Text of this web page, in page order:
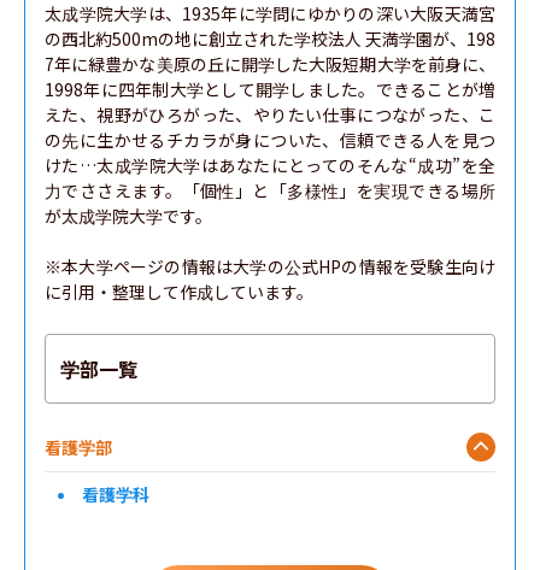
太成学院大学は、1935年に学問にゆかりの深い大阪天満宮
の西北約500mの地に創立された学校法人 天満学園が、198
7年に緑豊かな美原の丘に開学した大阪短期大学を前身に、
1998年に四年制大学として開学しました。できることが増
えた、視野がひろがった、やりたい仕事につながった、こ
の先に生かせるチカラが身についた、信頼できる人を見つ
けた…太成学院大学はあなたにとってのそんな“成功”を全
力でささえます。「個性」と「多様性」を実現できる場所
が太成学院大学です。
※本大学ページの情報は大学の公式HPの情報を受験生向け
に引用・整理して作成しています。
学部一覧
看護学部
看護学科